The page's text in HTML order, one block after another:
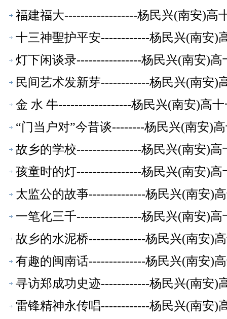
福建福大------------------杨民兴(南安)高
十三神聖护平安------------杨民兴(南安)
灯下闲谈录----------------杨民兴(南安)
民间艺术发新芽------------杨民兴(南安)
金 水 牛------------------杨民兴(南安)高
“门当户对”今昔谈--------杨民兴(南安)
故乡的学校----------------杨民兴(南安)
孩童时的灯----------------杨民兴(南安)
太监公的故亊--------------杨民兴(南安)
一笔化三千----------------杨民兴(南安)
故乡的水泥桥--------------杨民兴(南安)
有趣的闽南话--------------杨民兴(南安)
寻访郑成功史迹------------杨民兴(南安)
雷锋精神永传唱------------杨民兴(南安)